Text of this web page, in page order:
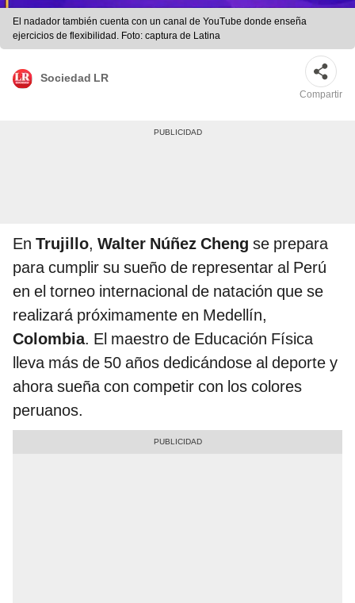
El nadador también cuenta con un canal de YouTube donde enseña
ejercicios de flexibilidad. Foto: captura de Latina
Sociedad LR
Compartir
En Trujillo, Walter Núñez Cheng se prepara
para cumplir su sueño de representar al Perú
en el torneo internacional de natación que se
realizará próximamente en Medellín,
Colombia. El maestro de Educación Física
lleva más de 50 años dedicándose al deporte y
ahora sueña con competir con los colores
peruanos.